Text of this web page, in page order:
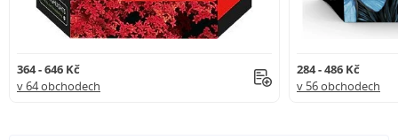
364 - 646 Kč
v 64 obchodech
284 - 486 Kč
v 56 obchodech